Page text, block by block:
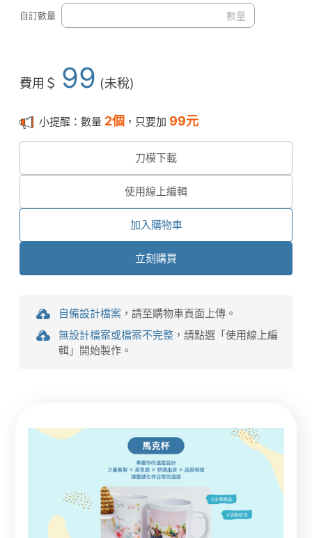
自訂數量
費用＄ 99 (未稅)
小提醒：數量 2個 ，只要加 99元
刀模下載
使用線上編輯
加入購物車
立刻購買
自備設計檔案 ，請至購物車頁面上傳。
無設計檔案或檔案不完整 ，請點選「使用線上編
輯」開始製作。